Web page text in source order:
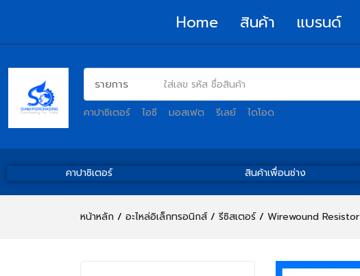
Home สินค้า แบรนด์
คาปาซิเตอร์ ไอซี มอสเฟต รีเลย์ ไดโอด
คาปาซิเตอร์ สินค้าเพื่อนช่าง
หน้าหลัก อะไหล่อิเล็กทรอนิกส์ รีซิสเตอร์ Wirewound Resistor